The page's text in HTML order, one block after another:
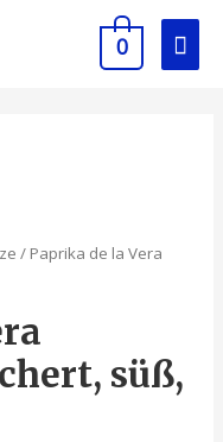
0
/ Paprika de la Vera
süß,